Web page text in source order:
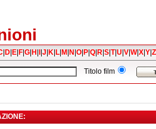
D E F G H J K L M N O P Q R S T|U V W|X Y Z
Titolo film